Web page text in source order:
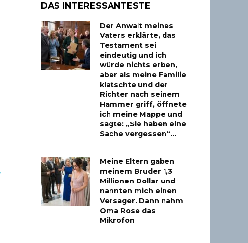
DAS INTERESSANTESTE
Der Anwalt meines
Vaters erklärte, das
Testament sei
eindeutig und ich
würde nichts erben,
aber als meine Familie
klatschte und der
Richter nach seinem
Hammer griff, öffnete
ich meine Mappe und
sagte: „Sie haben eine
Sache vergessen“…
Meine Eltern gaben
meinem Bruder 1,3
Millionen Dollar und
nannten mich einen
Versager. Dann nahm
Oma Rose das
Mikrofon